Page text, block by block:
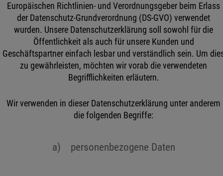
Europäischen Richtlinien- und Verordnungsgeber beim Erlass
der Datenschutz-Grundverordnung (DS-GVO) verwendet
wurden. Unsere Datenschutzerklärung soll sowohl für die
Öffentlichkeit als auch für unsere Kunden und
Geschäftspartner einfach lesbar und verständlich sein. Um
zu gewährleisten, möchten wir vorab die verwendeten
Begrifflichkeiten erläutern.
Wir verwenden in dieser Datenschutzerklärung unter anderem
die folgenden Begriffe:
a) personenbezogene Daten